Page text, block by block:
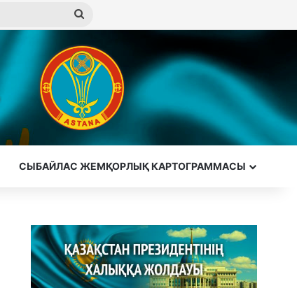
Іздеу
СЫБАЙЛАС ЖЕМҚОРЛЫҚ КАРТОГРАММАСЫ